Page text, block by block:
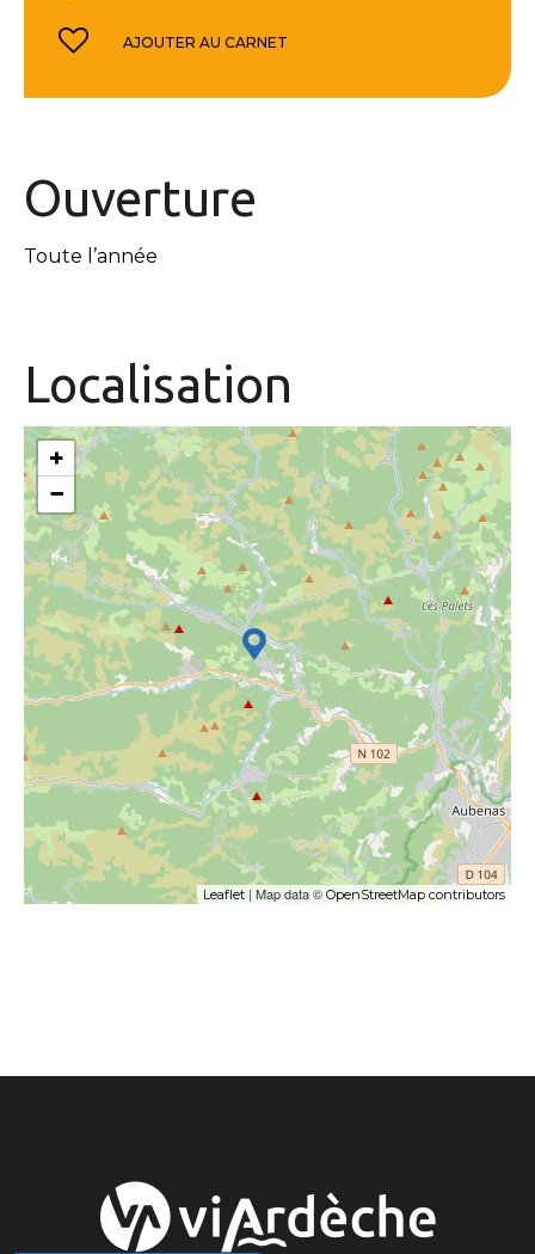
Ouverture
Toute l’année
Localisation
+
−
Leaflet | Map data © OpenStreetMap contributors
AJOUTER AU CARNET